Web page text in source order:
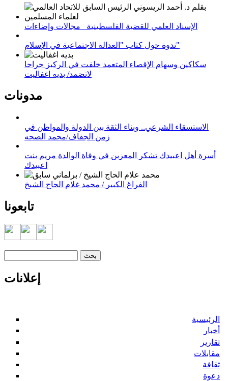
الإسناد العلمي للقضية الفلسطينية_ مجالات وإضاءات
ندوة حول كتاب "العدالة الاجتماعية في الإسلام"
سكاكين وسهام الإقصاء المتعمد خلفت في الركيز جراحا
لاتضمد/ بديه اغفاليت
مدونات
الاستسقاء الشرعي.. وبناء الثقة بين الدولة والمواطن في
زمن الجفاف/محمد الصحه
أسرة أهل اعبيدك تشكر المعزين في وفاة الوالدة مريم بنت
اعبيدك
الفراغ الكبير / محمد غلام الحاج الشيخ
تابعونا
إعلانات
الرئيسية
أخبار
تقارير
مقابلات
ثقافة
دعوة